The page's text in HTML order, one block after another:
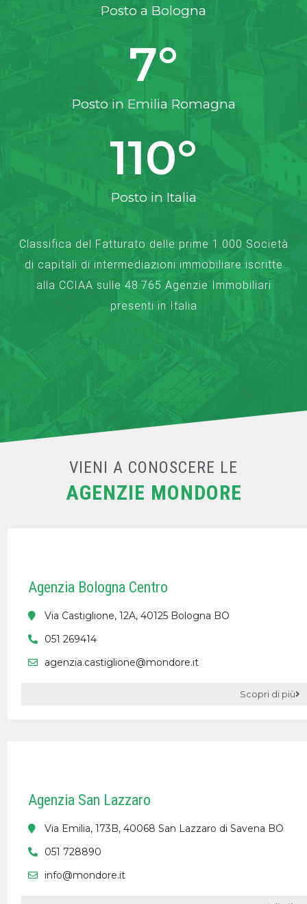
Posto a Bologna
Posto in Emilia Romagna
7°
Posto in Italia
110°
Classifica del Fatturato delle prime 1.000 Società
di capitali di intermediazioni immobiliare iscritte
alla CCIAA sulle 48.765 Agenzie Immobiliari
presenti in Italia
VIENI A CONOSCERE LE
AGENZIE MONDORE
Agenzia Bologna Centro
Via Castiglione, 12A, 40125 Bologna BO
051 269414
agenzia.castiglione@mondore.it
Scopri di più
Agenzia San Lazzaro
Via Emilia, 173B, 40068 San Lazzaro di Savena BO
051 728890
info@mondore.it